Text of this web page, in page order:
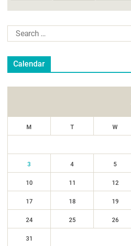
Calendar
M T W
3 4 5
10 11 12
17 18 19
24 25 26
31